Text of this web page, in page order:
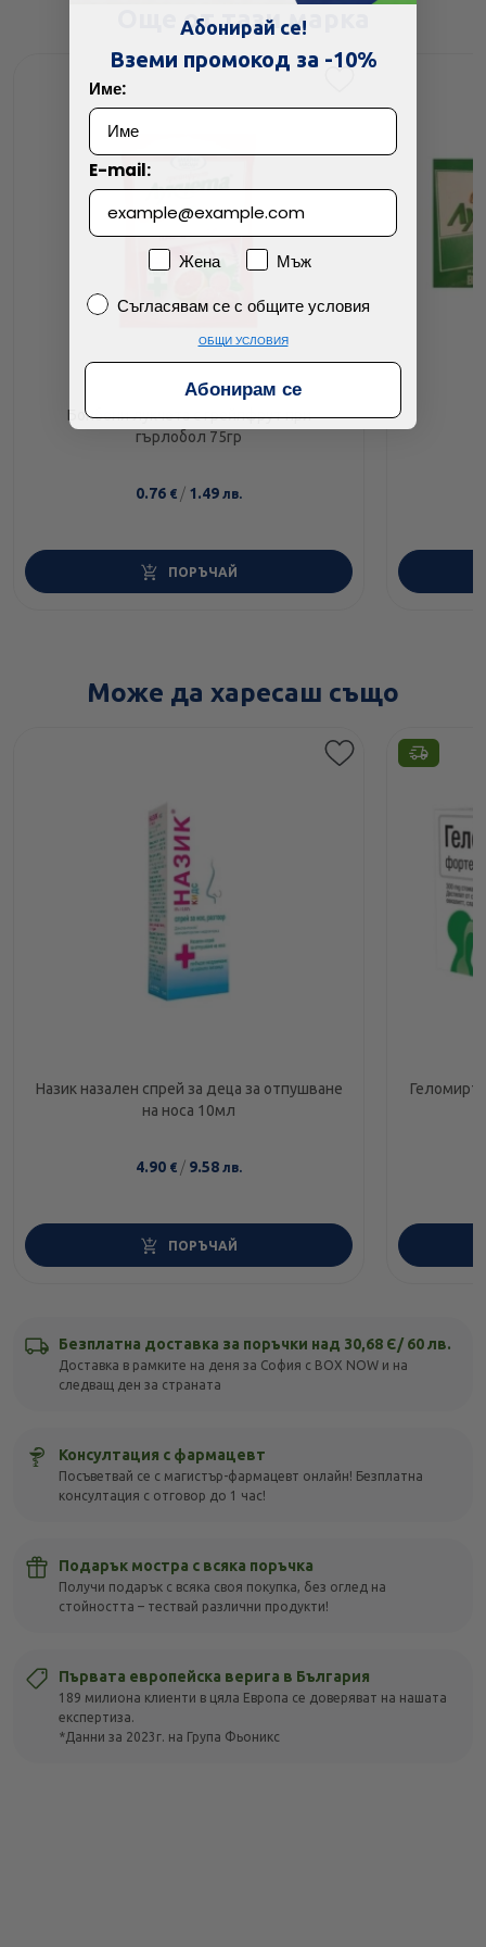
Още от тази марка
Бонбони лукчета с грейпфрут при
гърлобол 75гр
0.76 € / 1.49 лв.
ПОРЪЧАЙ
Може да харесаш също
Назик назален спрей за деца за отпушване
на носа 10мл
4.90 € / 9.58 лв.
ПОРЪЧАЙ
Безплатна доставка за поръчки над 30,68 Є/ 60 лв.
Доставка в рамките на деня за София с BOX NOW и на
следващ ден за страната
Консултация с фармацевт
Посъветвай се с магистър-фармацевт онлайн! Безплатна
консултация с отговор до 1 час!
Подарък мостра с всяка поръчка
Получи подарък с всяка своя покупка, без оглед на
стойността – тествай различни продукти!
Първата европейска верига в България
189 милиона клиенти в цяла Европа се доверяват на нашата
експертиза.
*Данни за 2023г. на Група Фьоникс
Абонирай се!
Вземи промокод за -10%
Име:
E-mail:
ПолЖена
Мъж
Съгласявам се с общите условия
Съгласявам се с общите условия
ОБЩИ УСЛОВИЯ
Абонирам се